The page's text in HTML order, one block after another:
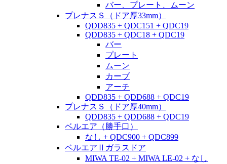
バー、プレート、ムーン
プレナスＳ（ドア厚33mm）
QDD835 + QDC151 + QDC19
QDD835 + QDC18 + QDC19
バー
プレート
ムーン
カーブ
アーチ
QDD835 + QDD688 + QDC19
プレナスＳ（ドア厚40mm）
QDD835 + QDD688 + QDC19
ベルエア（勝手口）
なし + QDC900 + QDC899
ベルエアⅡガラスドア
MIWA TE-02 + MIWA LE-02 + なし